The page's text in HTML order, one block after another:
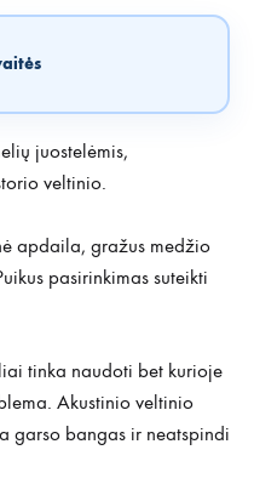
juostelėmis,
veltinio.
apdaila, gražus medžio
pasirinkimas suteikti
tinka naudoti bet kurioje
Akustinio veltinio
garso bangas ir neatspindi